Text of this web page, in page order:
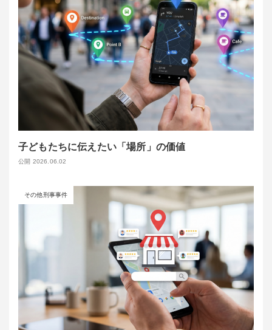
子どもたちに伝えたい「場所」の価値
公開 2026.06.02
その他刑事事件